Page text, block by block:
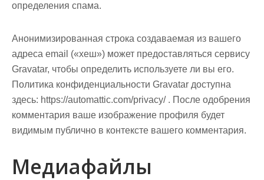
определения спама.
Анонимизированная строка создаваемая из вашего
адреса email («хеш») может предоставляться сервису
Gravatar, чтобы определить используете ли вы его.
Политика конфиденциальности Gravatar доступна
здесь: https://automattic.com/privacy/ . После одобрения
комментария ваше изображение профиля будет
видимым публично в контексте вашего комментария.
Медиафайлы